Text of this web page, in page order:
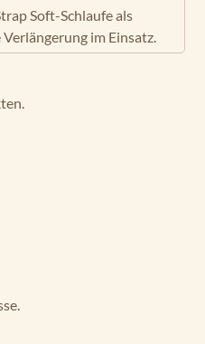
Soft-Schlaufe als
im Einsatz.